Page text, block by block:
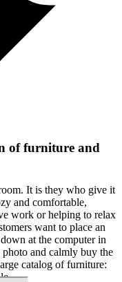
of furniture and
It is they who give it
and comfortable,
work or helping to relax
want to place an
at the computer in
and calmly buy the
catalog of furniture: